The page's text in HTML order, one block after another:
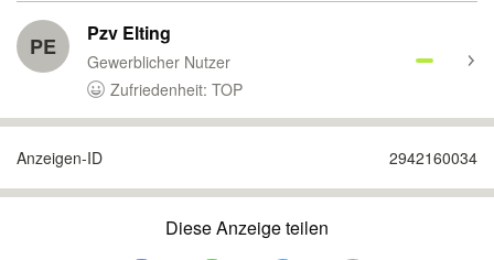
PE Pzv Elting
Gewerblicher Nutzer
Zufriedenheit: TOP
Anzeigen-ID 2942160034
Diese Anzeige teilen